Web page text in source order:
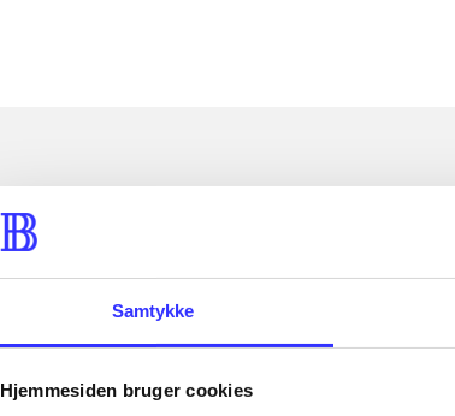
Samtykke
Hjemmesiden bruger cookies